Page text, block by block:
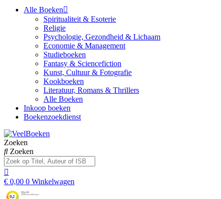
Alle Boeken
Spiritualiteit & Esoterie
Religie
Psychologie, Gezondheid & Lichaam
Economie & Management
Studieboeken
Fantasy & Sciencefiction
Kunst, Cultuur & Fotografie
Kookboeken
Literatuur, Romans & Thrillers
Alle Boeken
Inkoop boeken
Boekenzoekdienst
Zoeken
Zoeken
€ 0,00 0 Winkelwagen